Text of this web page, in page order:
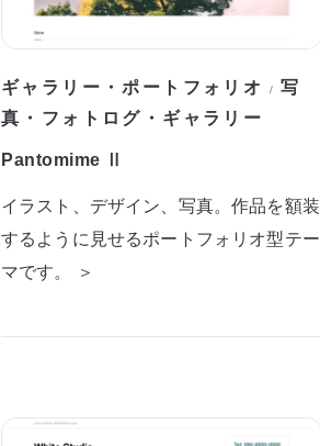
ギャラリー・ポートフォリオ /写
真・フォトログ・ギャラリー
Pantomime Ⅱ
イラスト、デザイン、写真。作品を額装
するように見せるポートフォリオ型テー
マです。 ＞